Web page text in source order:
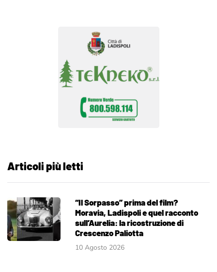
Articoli più letti
“Il Sorpasso” prima del film?
Moravia, Ladispoli e quel racconto
sull’Aurelia: la ricostruzione di
Crescenzo Paliotta
10 Agosto 2026